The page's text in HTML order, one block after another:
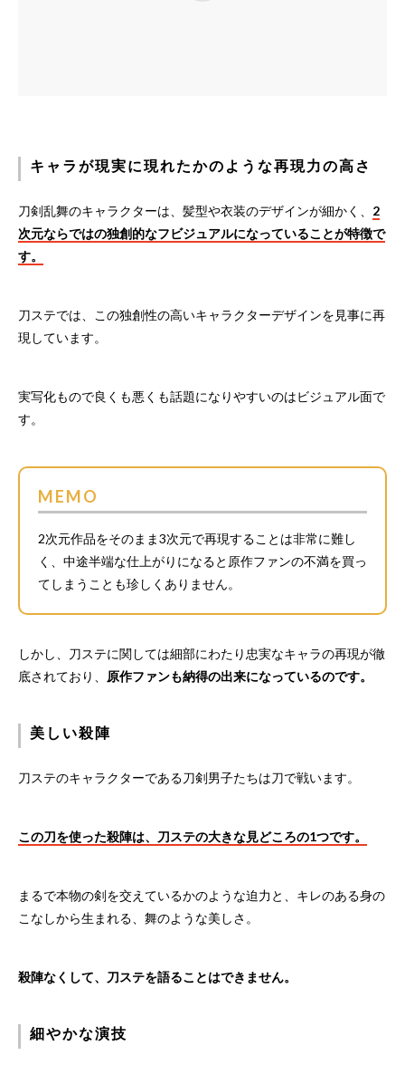
キャラが現実に現れたかのような再現力の高さ
刀剣乱舞のキャラクターは、髪型や衣装のデザインが細かく、 2
次元ならではの独創的なフビジュアルになっていることが特徴で
す。
刀ステでは、この独創性の高いキャラクターデザインを見事に再
現しています。
実写化もので良くも悪くも話題になりやすいのはビジュアル面で
す。
MEMO
2次元作品をそのまま3次元で再現することは非常に難し
く、中途半端な仕上がりになると原作ファンの不満を買っ
てしまうことも珍しくありません。
しかし、刀ステに関しては細部にわたり忠実なキャラの再現が徹
底されており、 原作ファンも納得の出来になっているのです。
美しい殺陣
刀ステのキャラクターである刀剣男子たちは刀で戦います。
この刀を使った殺陣は、刀ステの大きな見どころの1つです。
まるで本物の剣を交えているかのような迫力と、キレのある身の
こなしから生まれる、舞のような美しさ。
殺陣なくして、刀ステを語ることはできません。
細やかな演技